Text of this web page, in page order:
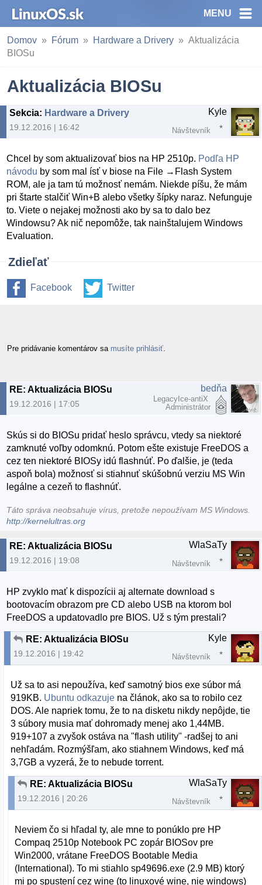
MENU
Domov Fórum Hardware a Drivery
Aktualizácia
BIOSu
Aktualizácia BIOSu
Sekcia: Hardware a Drivery
19.12.2016 | 16:42
Kyle
Návštevník
Chcel by som aktualizovať bios na HP 2510p. Podľa HP
návodu by som mal ísť v biose na File →Flash System
ROM, ale ja tam tú možnosť nemám. Niekde píšu, že mám
pri štarte stalčiť Win+B alebo všetky šípky naraz. Nefunguje
to. Viete o nejakej možnosti ako by sa to dalo bez
Windowsu? Ak nič nepomôže, tak nainštalujem Windows
Evaluation.
Zdieľať
Facebook Twitter
Pre pridávanie komentárov sa musíte prihlásiť
RE: Aktualizácia BIOSu
19.12.2016 | 17:05
bedňa
LegacyIce-antiX
Administrátor
Skús si do BIOSu pridať heslo správcu, vtedy sa niektoré
zamknuté voľby odomknú. Potom ešte existuje FreeDOS a
cez ten niektoré BIOSy idú flashnúť. Po ďalšie, je (teda
aspoň bola) možnosť si stiahnuť skúšobnú verziu MS Win
legálne a cezeň to flashnúť.
Táto správa neobsahuje vírus, pretože nepoužívam MS Windows.
http://kernelultras.org
RE: Aktualizácia BIOSu
19.12.2016 | 19:08
WlaSaTy
Návštevník
HP zvyklo mať k dispozícii aj alternate download s
bootovacím obrazom pre CD alebo USB na ktorom bol
FreeDOS a updatovadlo pre BIOS. Už s tým prestali?
RE: Aktualizácia BIOSu
19.12.2016 | 19:42
Kyle
Návštevník
Už sa to asi nepoužíva, keď samotný bios exe súbor má
919KB. Ubuntu odkazuje na článok, ako sa to robilo cez
DOS. Ale napriek tomu, že to na disketu nikdy nepôjde, tie
3 súbory musia mať dohromady menej ako 1,44MB.
919+107 a zvyšok ostáva na "flash utility" -radšej to ani
nehľadám. Rozmýšľam, ako stiahnem Windows, keď má
3,7GB a vyzerá, že to nebude torrent.
RE: Aktualizácia BIOSu
19.12.2016 | 20:26
WlaSaTy
Návštevník
Neviem čo si hľadal ty, ale mne to ponúklo pre HP
Compaq 2510p Notebook PC zopár BIOSov pre
Win2000, vrátane FreeDOS Bootable Media
(International). To mi stiahlo sp49696.exe (2.9 MB) ktorý
mi po spustení cez wine (to linuxové wine, nie windows)